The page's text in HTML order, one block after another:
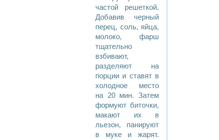
частой решеткой.
Добавив черный
перец, соль, яйца,
молоко, фарш
тщательно
взбивают,
разделяют на
порции и ставят в
холодное место
на 20 мин. Затем
формуют биточки,
макают их в
льезон, панируют
в муке и жарят.